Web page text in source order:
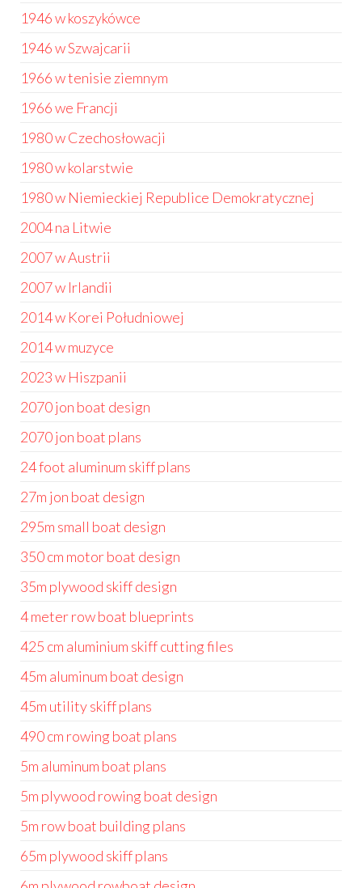
1946 w koszykówce
1946 w Szwajcarii
1966 w tenisie ziemnym
1966 we Francji
1980 w Czechosłowacji
1980 w kolarstwie
1980 w Niemieckiej Republice Demokratycznej
2004 na Litwie
2007 w Austrii
2007 w Irlandii
2014 w Korei Południowej
2014 w muzyce
2023 w Hiszpanii
2070 jon boat design
2070 jon boat plans
24 foot aluminum skiff plans
27m jon boat design
295m small boat design
350 cm motor boat design
35m plywood skiff design
4 meter row boat blueprints
425 cm aluminium skiff cutting files
45m aluminum boat design
45m utility skiff plans
490 cm rowing boat plans
5m aluminum boat plans
5m plywood rowing boat design
5m row boat building plans
65m plywood skiff plans